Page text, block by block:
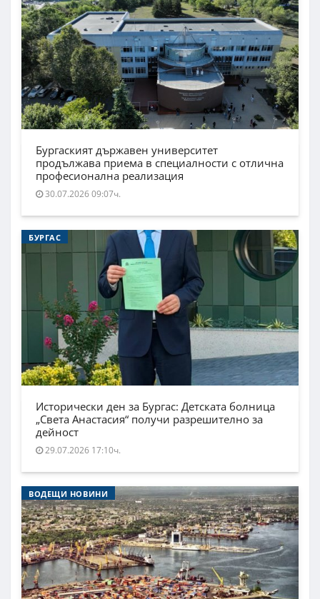
Бургаският държавен университет
продължава приема в специалности с отлична
професионална реализация
30.07.2026 09:07ч.
БУРГАС
Исторически ден за Бургас: Детската болница
„Света Анастасия“ получи разрешително за
дейност
29.07.2026 17:10ч.
ВОДЕЩИ НОВИНИ